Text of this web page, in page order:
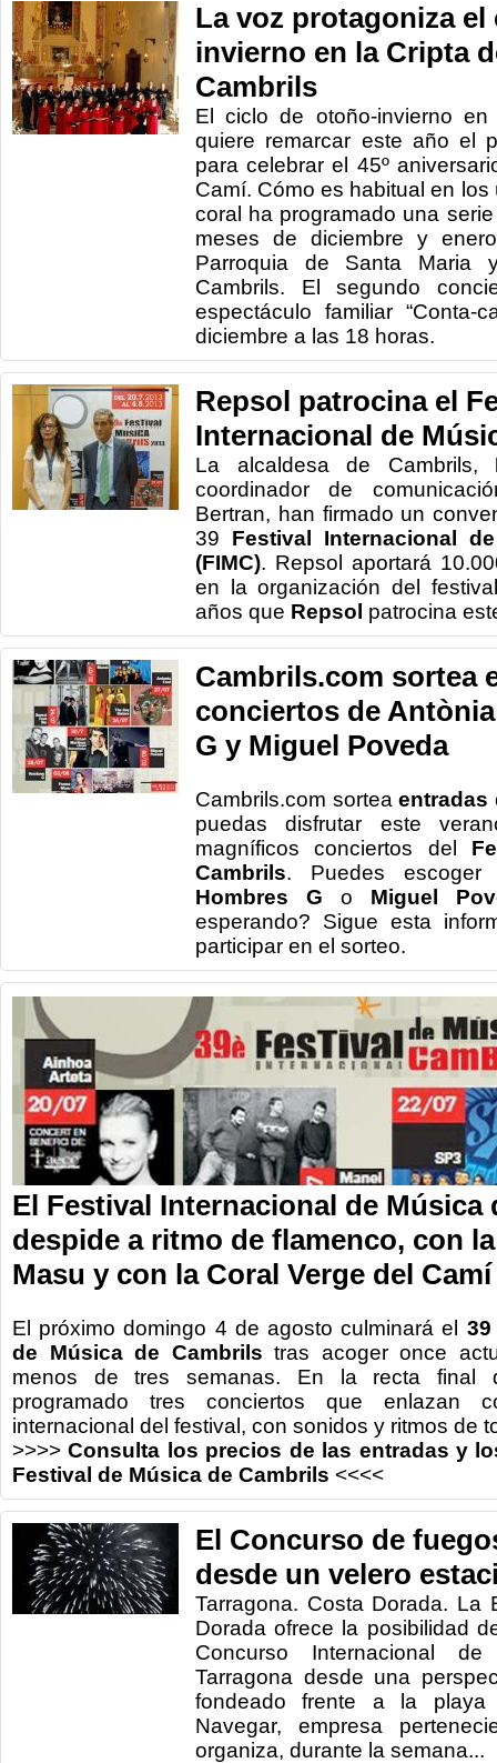
La voz protagoniza
invierno en la Cripta
Cambrils
El ciclo de otoño-invierno
quiere remarcar este año el
para celebrar el 45º
Camí. Cómo es habitual en
coral ha programado una
meses de diciembre y
Parroquia de Santa Maria
Cambrils. El segundo
espectáculo familiar
diciembre a las 18 horas.
Repsol patrocina el
Internacional de
La alcaldesa de Cambrils,
coordinador
de
Bertran, han firmado un
39 Festival
Internacional
(FIMC). Repsol
aportará
en la organización del
años que Repsol patrocina
Cambrils.com sortea
conciertos de
G y Miguel Poveda
Cambrils.com sortea entradas
puedas disfrutar este
magníficos conciertos del
Cambrils. Puedes
Hombres G o Miguel
esperando? Sigue esta
participar en el sorteo.
El Festival Internacional de Música
despide a ritmo de flamenco, con
Masu y con la Coral Verge del Camí
El próximo domingo 4 de agosto culminará el
39
de Música de Cambrils tras acoger once
menos de tres
semanas. En
la recta final
programado
tres conciertos
que enlazan
internacional del festival , con sonidos y ritmos de
>>>>Consulta los precios de las entradas y
Festival de Música de Cambrils <<<<
El Concurso de
desde un velero
Tarragona. Costa Dorada. La
Dorada ofrece la posibilidad
Concurso Internacional
Tarragona desde una
fondeado frente a la
Navegar, empresa
organiza, durante la semana...